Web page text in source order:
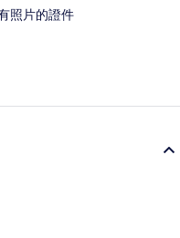
照片的證件